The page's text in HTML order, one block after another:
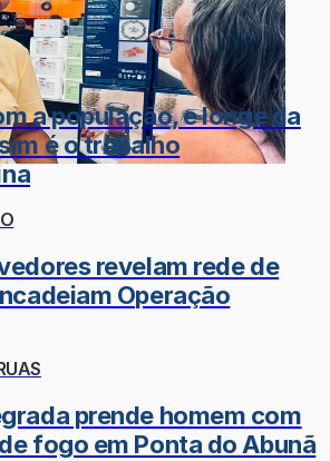
a população, e longe da
é o trabalho
revelam rede de
Operação
prende homem com
fogo em Ponta do Abunã